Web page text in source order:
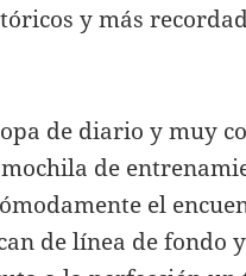
y más
de diario y muy
de
el
de línea de fondo